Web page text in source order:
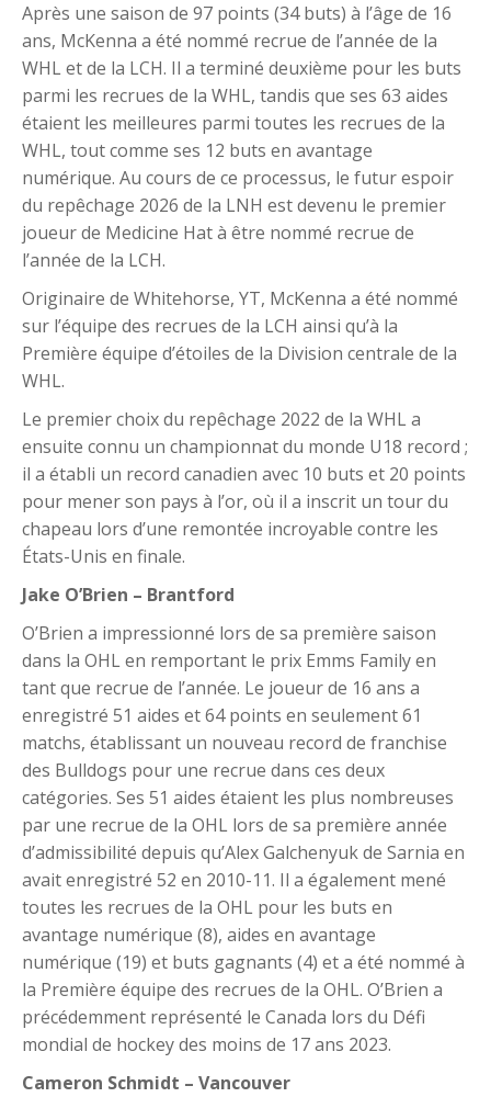
Après une saison de 97 points (34 buts) à l’âge de 16
ans, McKenna a été nommé recrue de l’année de la
WHL et de la LCH. Il a terminé deuxième pour les buts
parmi les recrues de la WHL, tandis que ses 63 aides
étaient les meilleures parmi toutes les recrues de la
WHL, tout comme ses 12 buts en avantage
numérique. Au cours de ce processus, le futur espoir
du repêchage 2026 de la LNH est devenu le premier
joueur de Medicine Hat à être nommé recrue de
l’année de la LCH.
Originaire de Whitehorse, YT, McKenna a été nommé
sur l’équipe des recrues de la LCH ainsi qu’à la
Première équipe d’étoiles de la Division centrale de la
WHL.
Le premier choix du repêchage 2022 de la WHL a
ensuite connu un championnat du monde U18 record ;
il a établi un record canadien avec 10 buts et 20 points
pour mener son pays à l’or, où il a inscrit un tour du
chapeau lors d’une remontée incroyable contre les
États-Unis en finale.
Jake O’Brien – Brantford
O’Brien a impressionné lors de sa première saison
dans la OHL en remportant le prix Emms Family en
tant que recrue de l’année. Le joueur de 16 ans a
enregistré 51 aides et 64 points en seulement 61
matchs, établissant un nouveau record de franchise
des Bulldogs pour une recrue dans ces deux
catégories. Ses 51 aides étaient les plus nombreuses
par une recrue de la OHL lors de sa première année
d’admissibilité depuis qu’Alex Galchenyuk de Sarnia en
avait enregistré 52 en 2010-11. Il a également mené
toutes les recrues de la OHL pour les buts en
avantage numérique (8), aides en avantage
numérique (19) et buts gagnants (4) et a été nommé à
la Première équipe des recrues de la OHL. O’Brien a
précédemment représenté le Canada lors du Défi
mondial de hockey des moins de 17 ans 2023.
Cameron Schmidt – Vancouver